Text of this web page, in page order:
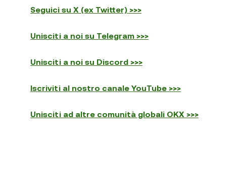
Seguici su X (ex Twitter) >>>
Unisciti a noi su Telegram >>>
Unisciti a noi su Discord >>>
Iscriviti al nostro canale YouTube >>>
Unisciti ad altre comunità globali OKX >>>